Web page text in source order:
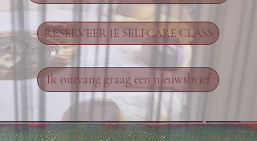
RESERVEER JE SELFCARE CLASS
Ik ontvang graag een nieuwsbrief